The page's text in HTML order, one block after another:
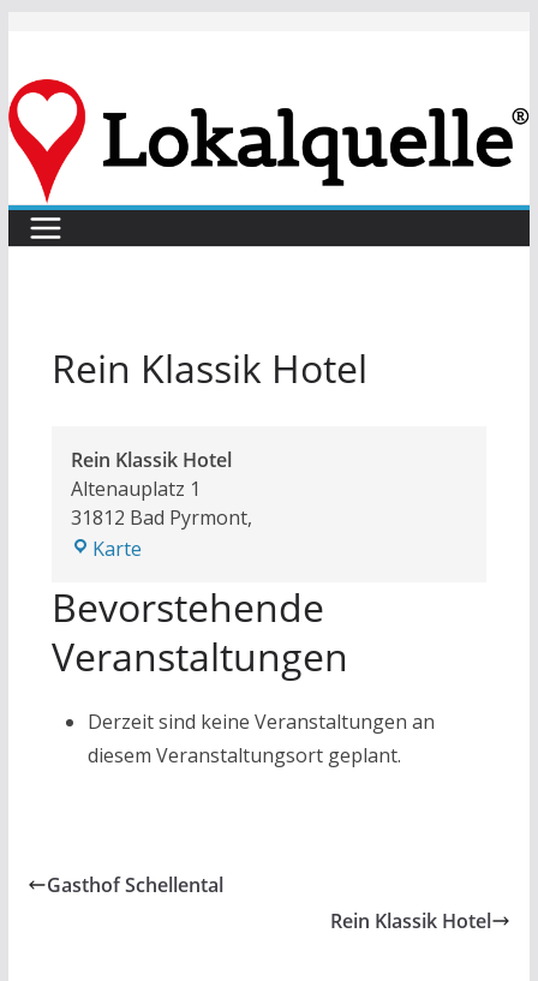
springen
Rein Klassik Hotel
Rein Klassik Hotel
Altenauplatz 1
31812 Bad Pyrmont,
KarteRein
Hotel
Bevorstehende
Veranstaltungen
Derzeit sind keine Veranstaltungen an
diesem Veranstaltungsort geplant.
Gasthof Schellental
Rein Klassik Hotel